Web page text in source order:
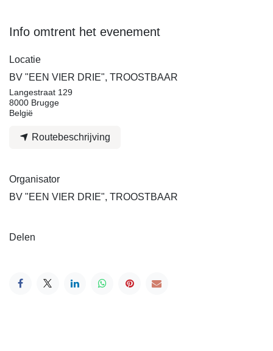
Info omtrent het evenement
Locatie
BV "EEN VIER DRIE", TROOSTBAAR
Langestraat 129
8000 Brugge
België
Routebeschrijving
Organisator
BV "EEN VIER DRIE", TROOSTBAAR
Delen